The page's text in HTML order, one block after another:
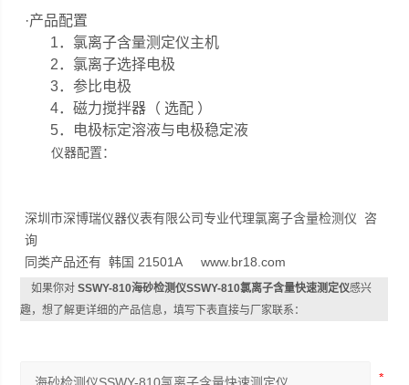
·产品配置
1．氯离子含量测定仪主机
2．氯离子选择电极
3．参比电极
4．磁力搅拌器（ 选配 ）
5．电极标定溶液与电极稳定液
仪器配置：
深圳市深博瑞仪器仪表有限公司专业代理氯离子含量检测仪 咨
询
同类产品还有 韩国 21501A www.br18.com
如果你对SSWY-810海砂检测仪SSWY-810氯离子含量快速测定仪感兴
趣，想了解更详细的产品信息，填写下表直接与厂家联系：